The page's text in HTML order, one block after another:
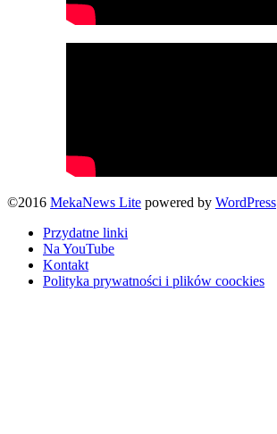
©2016 MekaNews Lite powered by WordPress
Przydatne linki
Na YouTube
Kontakt
Polityka prywatności i plików coockies